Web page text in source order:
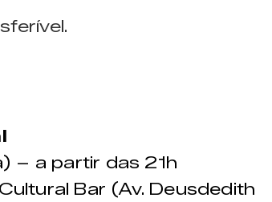
– a partir das 21h
Bar (Av. Deusdedith